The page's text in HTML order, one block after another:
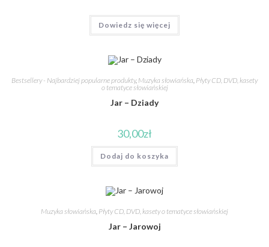
Dowiedz się więcej
Bestsellery - Najbardziej popularne produkty, Muzyka słowiańska Płyty CD, DVD, kasety
o tematyce słowiańskiej
Jar – Dziady
30,00zł
Dodaj do koszyka
Muzyka słowiańska Płyty CD, DVD, kasety o tematyce słowiańskiej
Jar – Jarowoj